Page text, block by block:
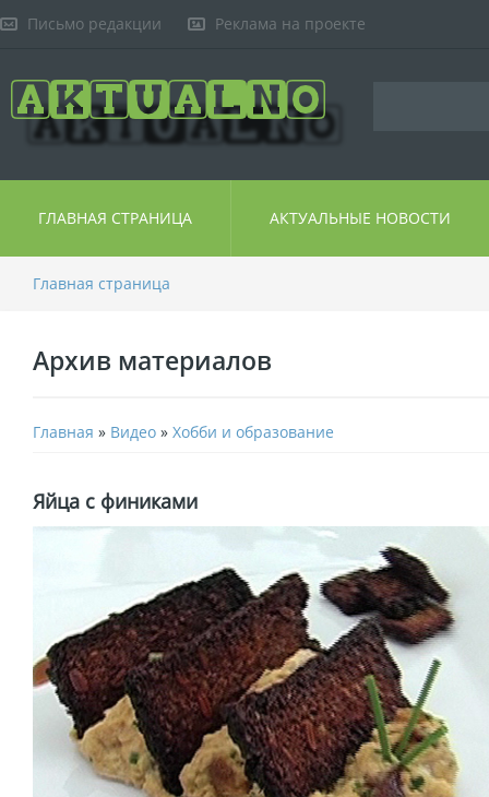
Письмо редакции Реклама на проекте
ГЛАВНАЯ СТРАНИЦА АКТУАЛЬНЫЕ НОВОСТИ
Главная страница
Архив материалов
Главная » Видео » Хобби и образование
Яйца с финиками